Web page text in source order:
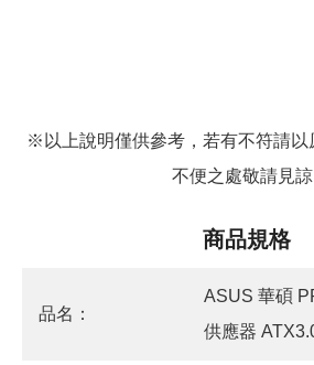
※以上說明僅供參考，若有不符請以
不便之處敬請見諒
商品規格
品名：
ASUS 華碩
供應器